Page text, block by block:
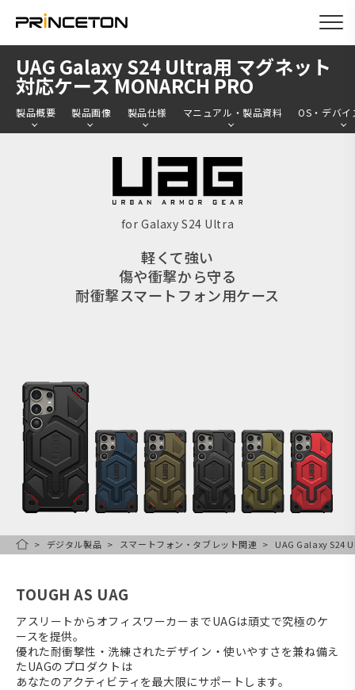
UAG Galaxy S24 Ultra用 マグネット
対応ケース MONARCH PRO
製品概要 製品画像 製品仕様 マニュアル・製品資料 OS・デバイ
for Galaxy S24 Ultra
軽くて強い
傷や衝撃から守る
耐衝撃スマートフォン用ケース
HOMEデジタル製品 スマートフォン・タブレット関連 UAG Galaxy S24
TOUGH AS UAG
アスリートからオフィスワーカーまでUAGは頑丈で究極のケ
ースを提供。
優れた耐衝撃性・洗練されたデザイン・使いやすさを兼ね備え
たUAGのプロダクトは
あなたのアクティビティを最大限にサポートします。